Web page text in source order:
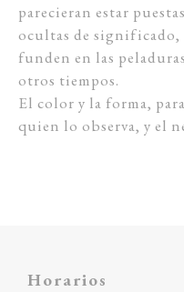
parecieran estar
ocultas de significado,
funden en las
otros tiempos.
El color y la forma,
quien lo observa, y el
Horarios